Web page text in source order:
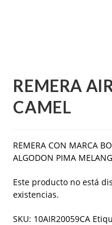
REMERA
CAMEL
REMERA CON MARCA
ALGODON PIMA
Este producto no está
existencias.
SKU: 10AIR20059CA